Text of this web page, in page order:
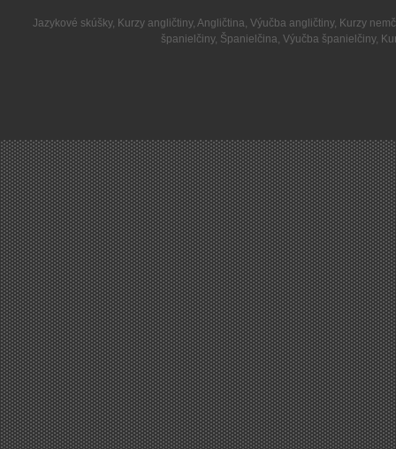
Jazykové skúšky, Kurzy angličtiny, Angličtina, Výučba angličtiny, Kurzy
španielčiny, Španielčina, Výučba španielčiny,